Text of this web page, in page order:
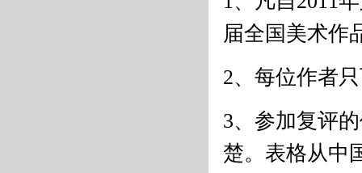
届全国美术作
2、每位作者
3、参加复评
楚。表格从中